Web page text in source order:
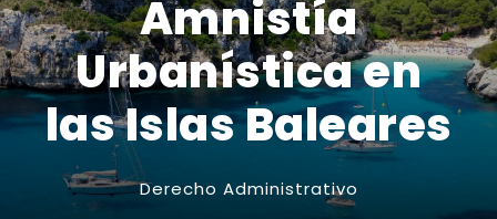
Amnistía
Urbanística en
las Islas Baleares
Derecho Administrativo